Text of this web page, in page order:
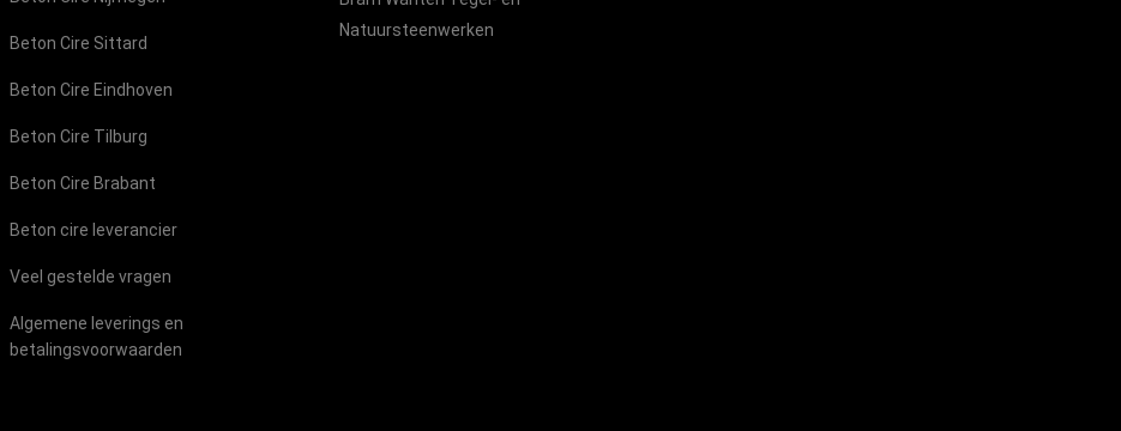
Beton Cire Sittard
Beton Cire Eindhoven
Beton Cire Tilburg
Beton Cire Brabant
Beton cire leverancier
Veel gestelde vragen
Algemene leverings en
betalingsvoorwaarden
Natuursteenwerken